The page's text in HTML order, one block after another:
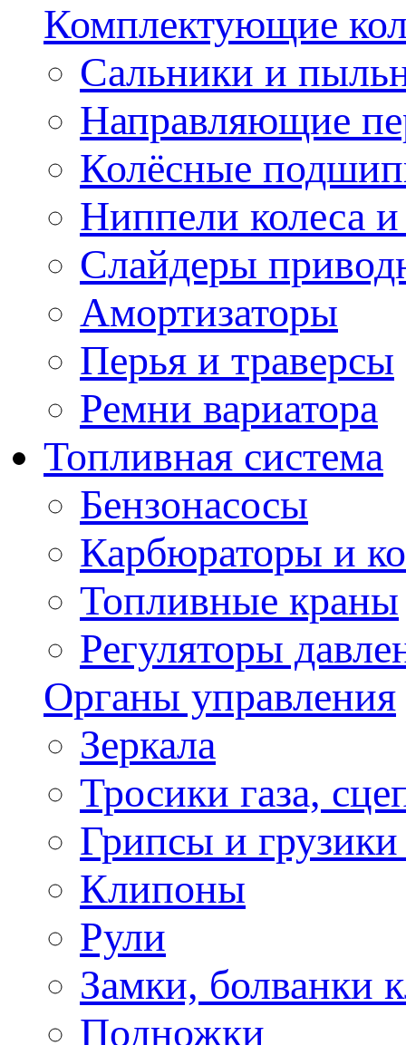
Комплектующие
Сальники и
Направляющие
Колёсные
Ниппели колеса
Слайдеры
Амортизаторы
Перья и траверсы
Ремни вариатора
Топливная система
Бензонасосы
Карбюраторы и
Топливные краны
Регуляторы
Органы управления
Зеркала
Тросики газа,
Грипсы и грузики
Клипоны
Рули
Замки, болванки
Подножки